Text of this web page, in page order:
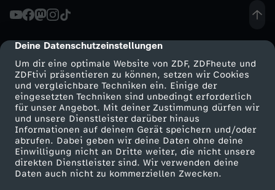
cmp-dialog-description
Deine Datenschutzeinstellungen
Um dir eine optimale Website von ZDF, ZDFheute und
ZDFtivi präsentieren zu können, setzen wir Cookies
und vergleichbare Techniken ein. Einige der
eingesetzten Techniken sind unbedingt erforderlich
für unser Angebot. Mit deiner Zustimmung dürfen wir
und unsere Dienstleister darüber hinaus
Informationen auf deinem Gerät speichern und/oder
abrufen. Dabei geben wir deine Daten ohne deine
Einwilligung nicht an Dritte weiter, die nicht unsere
direkten Dienstleister sind. Wir verwenden deine
Daten auch nicht zu kommerziellen Zwecken.
Mehr ZDF
ZDF-Apps
Smart TV
ZDFtext
Service
ZDFmitreden
Kontakt zum ZDF
Tickets